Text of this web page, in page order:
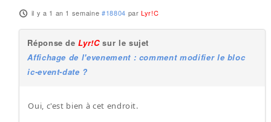
il y a 1 an 1 semaine #18804 parLyr!C
Réponse deLyr!Csur le sujet
Affichage de l'evenement : comment modifier le bloc
ic-event-date ?
Oui, c'est bien à cet endroit.